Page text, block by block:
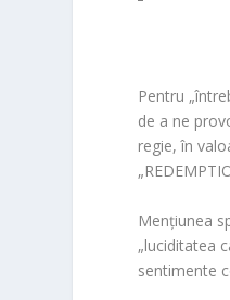
Pentru
de a ne
regie, în
Mențiunea
„luciditatea
sentimente